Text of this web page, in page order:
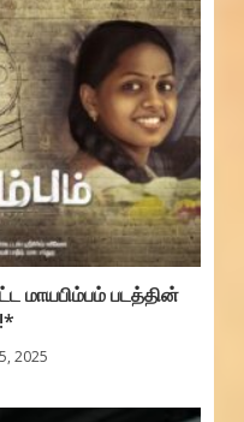
மாயபிம்பம்‌ படத்தின்
2025